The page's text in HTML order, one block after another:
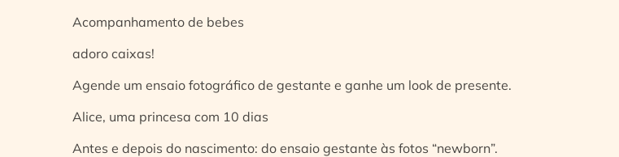
Acompanhamento de bebes
adoro caixas!
Agende um ensaio fotográfico de gestante e ganhe um look de presente.
Alice, uma princesa com 10 dias
Antes e depois do nascimento: do ensaio gestante às fotos “newborn”.